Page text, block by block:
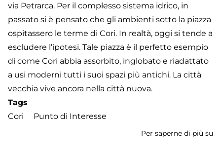
via Petrarca. Per il complesso sistema idrico, in
passato si è pensato che gli ambienti sotto la piazza
ospitassero le terme di Cori. In realtà, oggi si tende a
escludere l’ipotesi. Tale piazza è il perfetto esempio
di come Cori abbia assorbito, inglobato e riadattato
a usi moderni tutti i suoi spazi più antichi. La città
vecchia vive ancora nella città nuova.
Tags
Cori
Punto di Interesse
Per saperne di più su